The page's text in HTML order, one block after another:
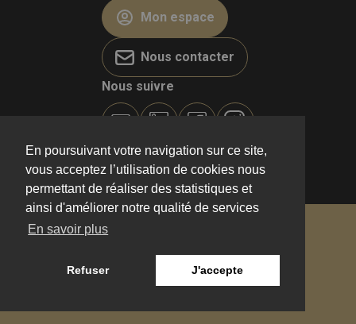
Mon espace
Nous contacter
Nous suivre
Politique de confidentialité
En poursuivant votre navigation sur ce site,
vous acceptez l’utilisation de cookies nous
permettant de réaliser des statistiques et
ainsi d'améliorer notre qualité de services
En savoir plus
Refuser J'accepte